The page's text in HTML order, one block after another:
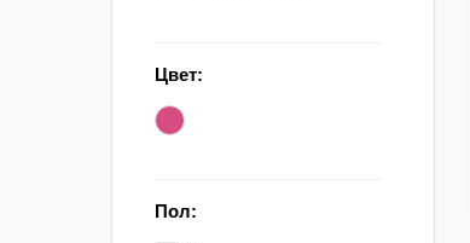
Цвет:
Пол: